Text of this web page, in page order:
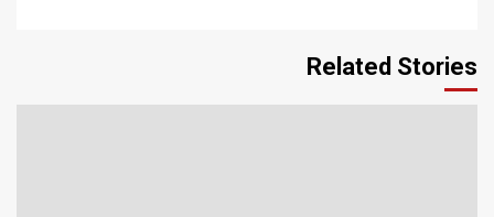
Related Stories